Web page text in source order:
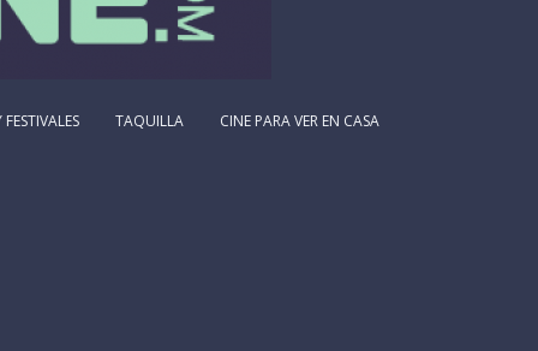
TAQUILLA CINE PARA VER EN CASA